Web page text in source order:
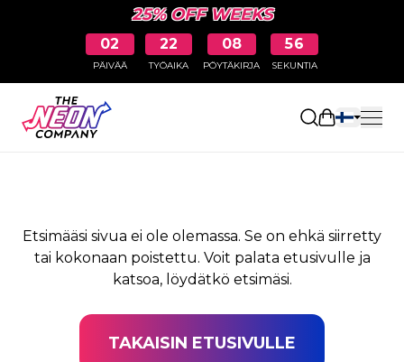
25% OFF WEEKS
02
PÄIVÄÄ
22
TYÖAIKA
08
PÖYTÄKIRJA
56
SEKUNTIA
Avaa
SIVUA EI LÖYDY
Etsimääsi sivua ei ole olemassa. Se on ehkä siirretty
tai kokonaan poistettu. Voit palata etusivulle ja
katsoa, löydätkö etsimäsi.
TAKAISIN ETUSIVULLE